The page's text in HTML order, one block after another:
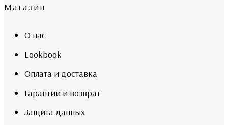
Магазин
О нас
Lookbook
Оплата и доставка
Гарантии и возврат
Защита данных